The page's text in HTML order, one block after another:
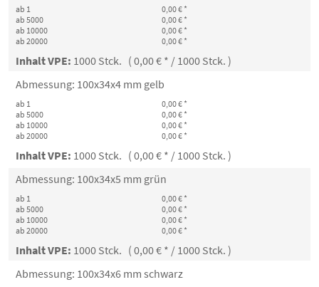
ab 1
0,00 € *
ab 5000
0,00 € *
ab 10000
0,00 € *
ab 20000
0,00 € *
Inhalt VPE: 1000 Stck. ( 0,00 € * / 1000 Stck. )
Abmessung: 100x34x4 mm gelb
ab 1
0,00 € *
ab 5000
0,00 € *
ab 10000
0,00 € *
ab 20000
0,00 € *
Inhalt VPE: 1000 Stck. ( 0,00 € * / 1000 Stck. )
Abmessung: 100x34x5 mm grün
ab 1
0,00 € *
ab 5000
0,00 € *
ab 10000
0,00 € *
ab 20000
0,00 € *
Inhalt VPE: 1000 Stck. ( 0,00 € * / 1000 Stck. )
Abmessung: 100x34x6 mm schwarz